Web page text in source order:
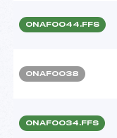
ONAF0044.FFS
ONAF0038
ONAF0034.FFS